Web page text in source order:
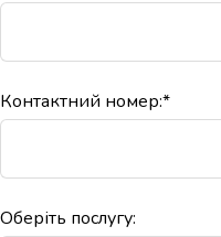
Контактний номер:*
Оберіть послугу: